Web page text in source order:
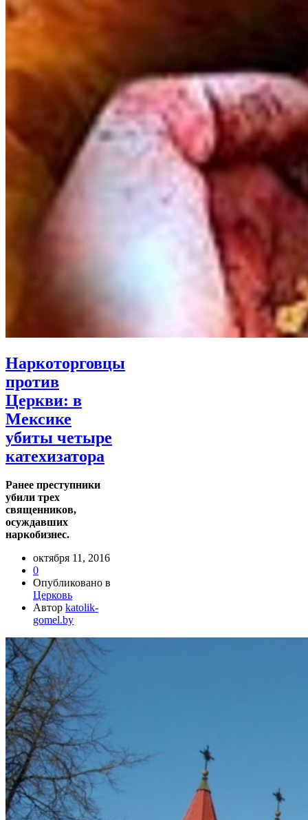
Наркоторговцы
против
Церкви: в
Мексике
убиты четыре
катехизатора
Ранее преступники
убили трех
священников,
осуждавших
наркобизнес.
октября 11, 2016
0
Опубликовано в
Церковь
Автор katolik-
gomel.by